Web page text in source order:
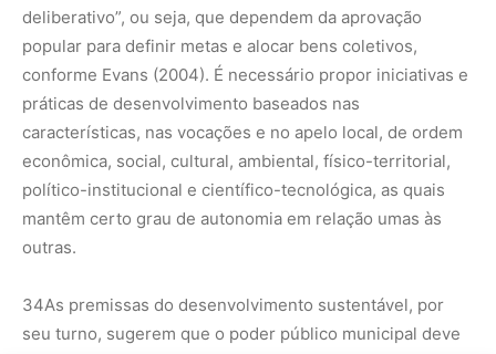
deliberativo”, ou seja, que dependem da aprovação
popular para definir metas e alocar bens coletivos,
conforme Evans (2004). É necessário propor iniciativas e
práticas de desenvolvimento baseados nas
características, nas vocações e no apelo local, de ordem
econômica, social, cultural, ambiental, físico-territorial,
político-institucional e científico-tecnológica, as quais
mantêm certo grau de autonomia em relação umas às
outras.
34As premissas do desenvolvimento sustentável, por
seu turno, sugerem que o poder público municipal deve